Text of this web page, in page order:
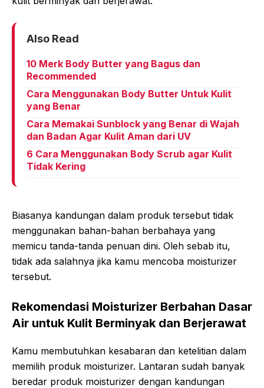
Also Read
10 Merk Body Butter yang Bagus dan
Recommended
Cara Menggunakan Body Butter Untuk Kulit
yang Benar
Cara Memakai Sunblock yang Benar di Wajah
dan Badan Agar Kulit Aman dari UV
6 Cara Menggunakan Body Scrub agar Kulit
Tidak Kering
Biasanya kandungan dalam produk tersebut tidak
menggunakan bahan-bahan berbahaya yang
memicu tanda-tanda penuan dini. Oleh sebab itu,
tidak ada salahnya jika kamu mencoba moisturizer
tersebut.
Rekomendasi Moisturizer Berbahan Dasar
Air untuk Kulit Berminyak dan Berjerawat
Kamu membutuhkan kesabaran dan ketelitian dalam
memilih produk moisturizer. Lantaran sudah banyak
beredar produk moisturizer dengan kandungan